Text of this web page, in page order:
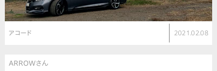
アコード 2021.02.08
ARROWさん